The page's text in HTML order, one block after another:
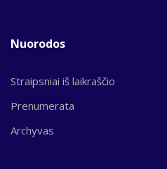
Nuorodos
Straipsniai iš laikraščio
Prenumerata
Archyvas